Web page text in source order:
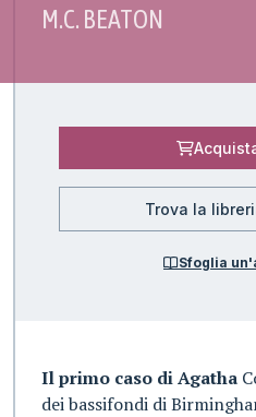
M.C. BEATON
Trova la
Sfoglia
Il primo caso di Agatha
dei bassifondi di